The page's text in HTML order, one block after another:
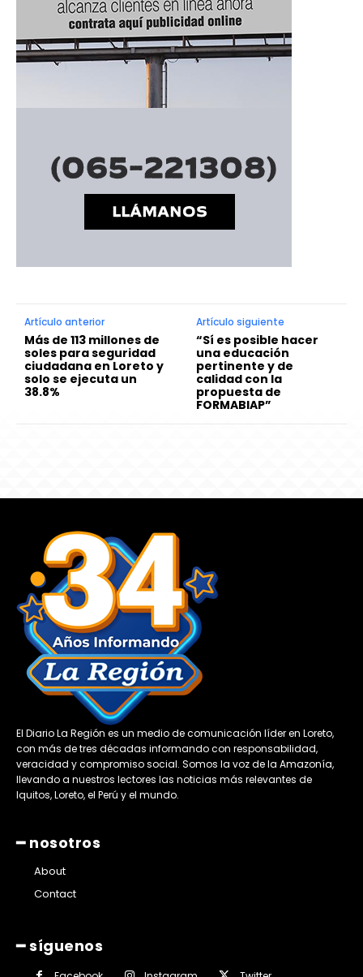
Artículo anterior
Más de 113 millones de
soles para seguridad
ciudadana en Loreto y
solo se ejecuta un
38.8%
Artículo siguiente
“Sí es posible hacer
una educación
pertinente y de
calidad con la
propuesta de
FORMABIAP”
El Diario La Región es un medio de comunicación líder en Loreto,
con más de tres décadas informando con responsabilidad,
veracidad y compromiso social. Somos la voz de la Amazonía,
llevando a nuestros lectores las noticias más relevantes de
Iquitos, Loreto, el Perú y el mundo.
━ nosotros
About
Contact
━ síguenos